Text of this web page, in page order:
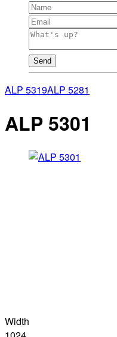
Send
ALP 5319ALP 5281
ALP 5301
Width